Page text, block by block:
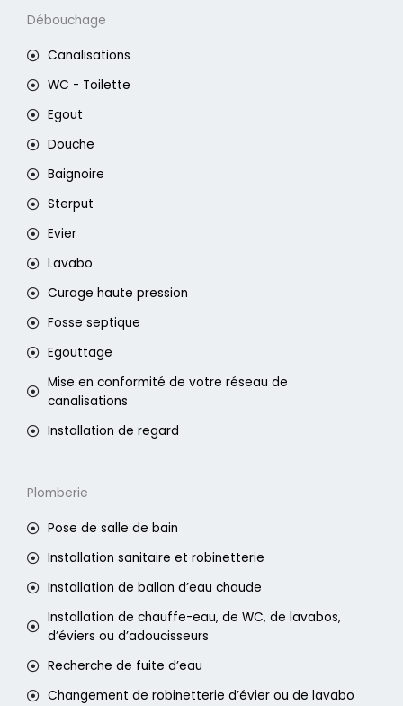
Débouchage
Canalisations
WC - Toilette
Egout
Douche
Baignoire
Sterput
Evier
Lavabo
Curage haute pression
Fosse septique
Egouttage
Mise en conformité de votre réseau de
canalisations
Installation de regard
Plomberie
Pose de salle de bain
Installation sanitaire et robinetterie
Installation de ballon d’eau chaude
Installation de chauffe-eau, de WC, de lavabos,
d’éviers ou d’adoucisseurs
Recherche de fuite d’eau
Changement de robinetterie d’évier ou de lavabo